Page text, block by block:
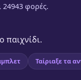
24943 φορές.
παιχνίδι.
Ταίριαξε τα